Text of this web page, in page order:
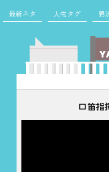
最新ネタ 人物タグ 島
索:
口笛指